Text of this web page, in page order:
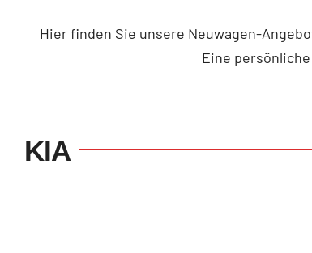
Hier finden Sie unsere Neuwagen-
Eine
KIA